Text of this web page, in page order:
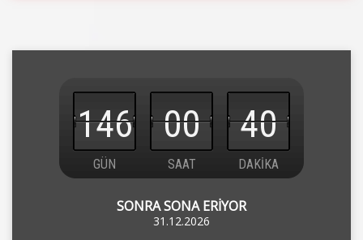
146 00 40
GÜN SAAT DAKİKA
SONRA SONA ERİYOR
31.12.2026